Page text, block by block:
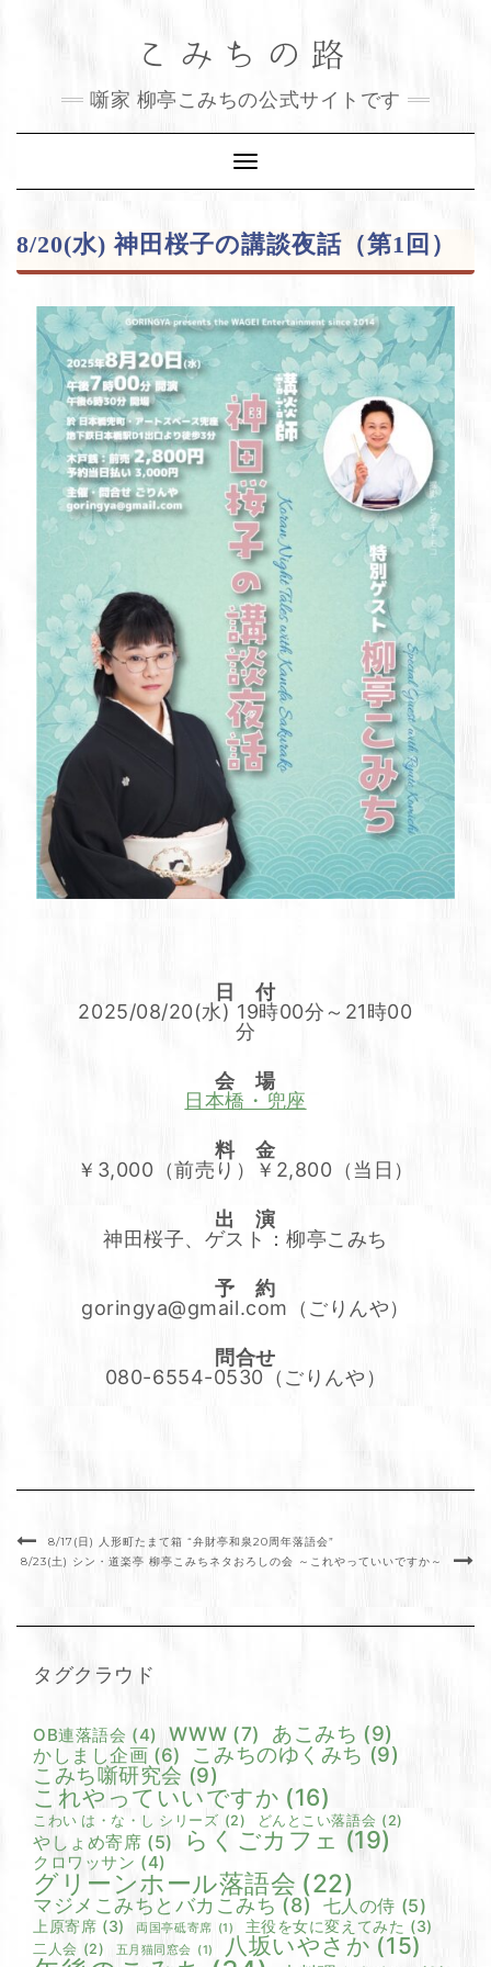
こみちの路
噺家 柳亭こみちの公式サイトです
Toggle
Navigation
8/20(水) 神田桜子の講談夜話（第1回）
日 付
2025/08/20(水) 19時00分～21時00
分
会 場
日本橋・兜座
料 金
￥3,000（前売り）￥2,800（当日）
出 演
神田桜子、ゲスト：柳亭こみち
予 約
goringya@gmail.com（ごりんや）
問合せ
080-6554-0530（ごりんや）
8/17(日) 人形町たまて箱 “弁財亭和泉20周年落語会”
8/23(土) シン・道楽亭 柳亭こみちネタおろしの会 ～これやっていいですか～
タグクラウド
OB連落語会 (4) WWW (7) あこみち (9)
かしまし企画 (6) こみちのゆくみち (9)
こみち噺研究会 (9)
これやっていいですか (16)
こわい は・な・し シリーズ (2) どんとこい落語会 (2)
やしょめ寄席 (5) らくごカフェ (19)
クロワッサン (4)
グリーンホール落語会 (22)
マジメこみちとバカこみち (8) 七人の侍 (5)
上原寄席 (3) 両国亭砥寄席 (1) 主役を女に変えてみた (3)
二人会 (2) 五月猫同窓会 (1) 八坂いやさか (15)